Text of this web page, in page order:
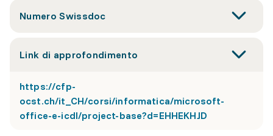
Numero Swissdoc
Link di approfondimento
https://cfp-
ocst.ch/it_CH/corsi/informatica/microsoft-
office-e-icdl/project-base?d=EHHEKHJD